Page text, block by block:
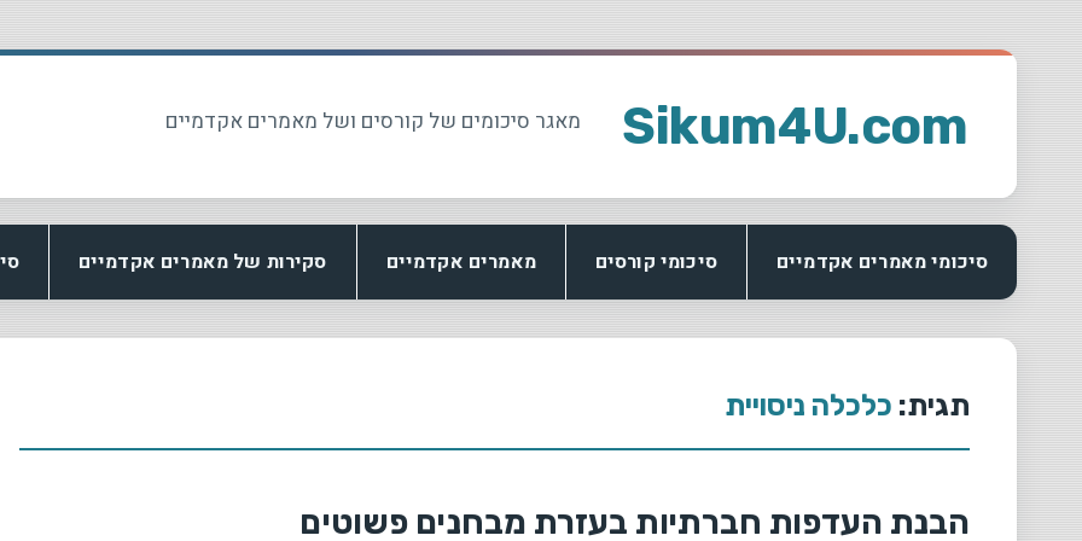
Sikum4U.com מאגר סיכומים של קורסים ושל מאמרים אקדמיים
סיכומי מאמרים אקדמיים סיכומי קורסים מאמרים אקדמיים סקירות של מאמרים אקדמיים
תגית: כלכלה ניסויית
הבנת העדפות חברתיות בעזרת מבחנים פשוטים